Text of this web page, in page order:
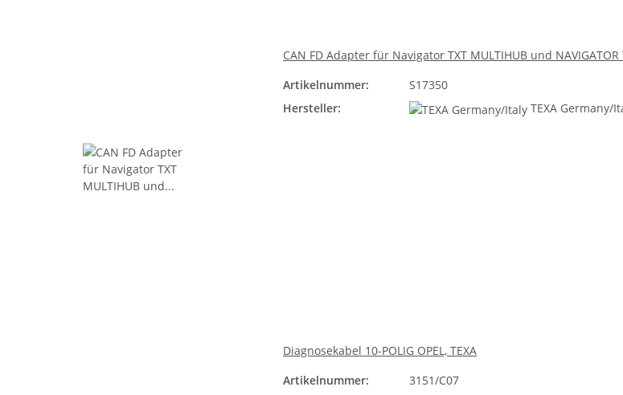
CAN FD Adapter für Navigator TXT MULTIHUB und
Artikelnummer:
S17350
Hersteller:
TEXA Germany/
Diagnosekabel 10-POLIG OPEL, TEXA
Artikelnummer:
3151/C07